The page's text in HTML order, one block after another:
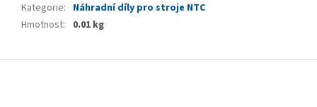
Kategorie: Náhradní díly pro stroje NTC
Hmotnost: 0.01 kg